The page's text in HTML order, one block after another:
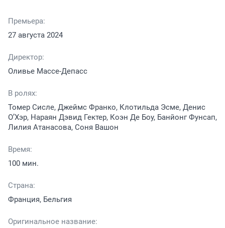
Премьера:
27 августа 2024
Директор:
Оливье Массе-Депасс
В ролях:
Томер Сисле, Джеймс Франко, Клотильда Эсме, Денис
О’Хэр, Нараян Дэвид Гектер, Коэн Де Боу, Банйонг Фунсап,
Лилия Атанасова, Соня Вашон
Время:
100 мин.
Страна:
Франция, Бельгия
Оригинальное название: